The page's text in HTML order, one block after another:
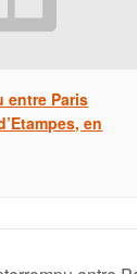
entre Paris
en